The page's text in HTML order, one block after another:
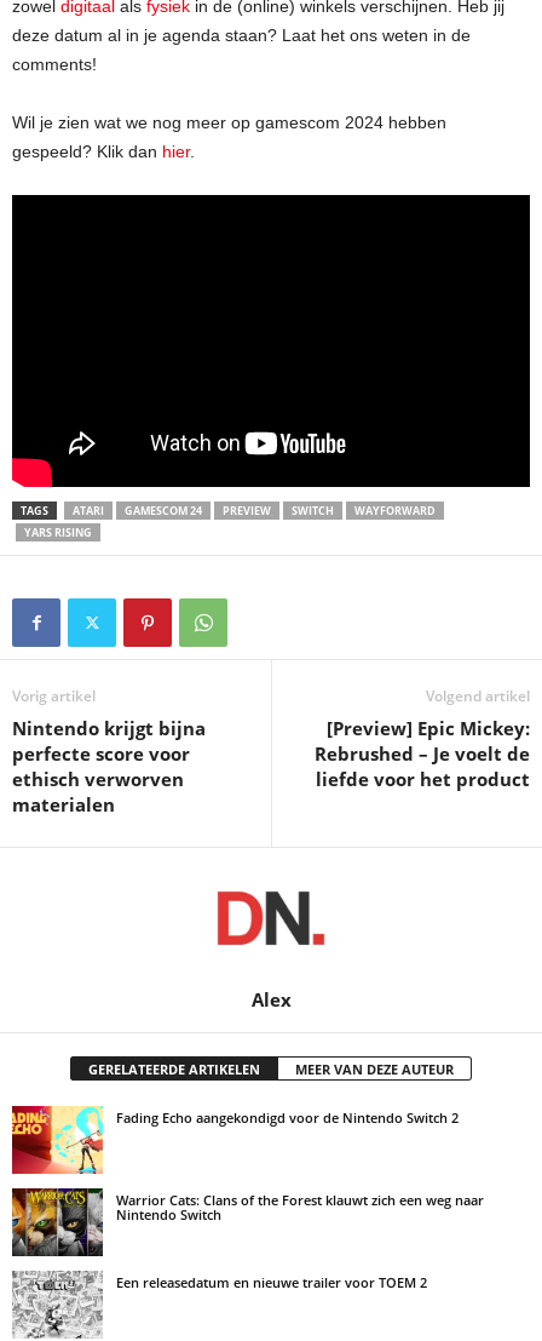
zowel digitaal als fysiek in de (online) winkels verschijnen. Heb jij
deze datum al in je agenda staan? Laat het ons weten in de
comments!
Wil je zien wat we nog meer op gamescom 2024 hebben
gespeeld? Klik dan hier.
TAGS ATARI GAMESCOM 24 PREVIEW SWITCH
WAYFORWARD
YARS RISING
Vorig artikel
Nintendo krijgt bijna
perfecte score voor
ethisch verworven
materialen
Volgend artikel
[Preview] Epic Mickey:
Rebrushed – Je voelt de
liefde voor het product
Alex
GERELATEERDE ARTIKELEN MEER VAN DEZE AUTEUR
Fading Echo aangekondigd voor de Nintendo Switch 2
Warrior Cats: Clans of the Forest klauwt zich een weg naar
Nintendo Switch
Een releasedatum en nieuwe trailer voor TOEM 2